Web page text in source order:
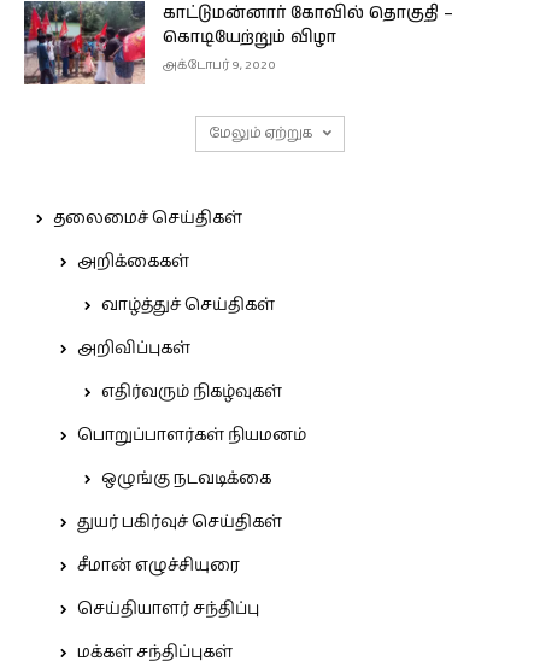
காட்டுமன்னார் கோவில் தொகுதி –
கொடியேற்றும் விழா
அக்டோபர் 9, 2020
மேலும் ஏற்றுக
தலைமைச் செய்திகள்
அறிக்கைகள்
வாழ்த்துச் செய்திகள்
அறிவிப்புகள்
எதிர்வரும் நிகழ்வுகள்
பொறுப்பாளர்கள் நியமனம்
ஒழுங்கு நடவடிக்கை
துயர் பகிர்வுச் செய்திகள்
சீமான் எழுச்சியுரை
செய்தியாளர் சந்திப்பு
மக்கள் சந்திப்புகள்